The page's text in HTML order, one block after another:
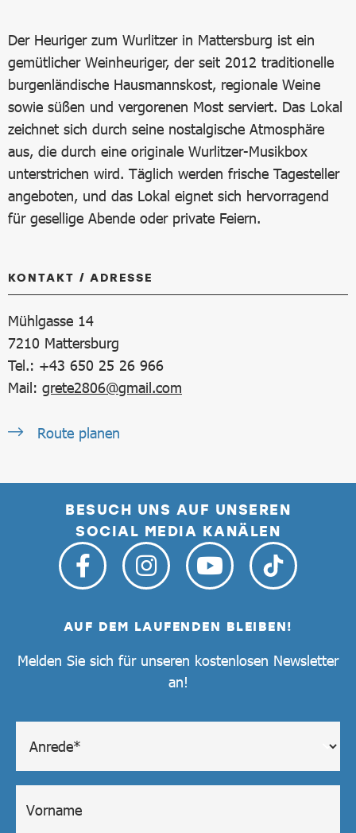
Der Heuriger zum Wurlitzer in Mattersburg ist ein
gemütlicher Weinheuriger, der seit 2012 traditionelle
burgenländische Hausmannskost, regionale Weine
sowie süßen und vergorenen Most serviert. Das Lokal
zeichnet sich durch seine nostalgische Atmosphäre
aus, die durch eine originale Wurlitzer-Musikbox
unterstrichen wird. Täglich werden frische Tagesteller
angeboten, und das Lokal eignet sich hervorragend
für gesellige Abende oder private Feiern.
KONTAKT / ADRESSE
Mühlgasse 14
7210 Mattersburg
Tel.: +43 650 25 26 966
Mail: grete2806@gmail.com
Route planen
BESUCH UNS AUF UNSEREN
SOCIAL MEDIA KANÄLEN
AUF DEM LAUFENDEN BLEIBEN!
Melden Sie sich für unseren kostenlosen Newsletter
an!